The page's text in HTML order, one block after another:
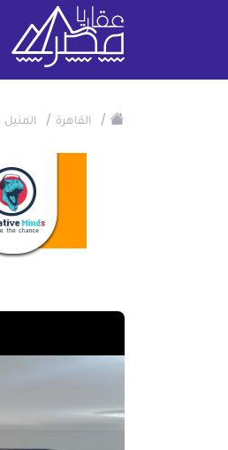
/ القاهرة / المنيل